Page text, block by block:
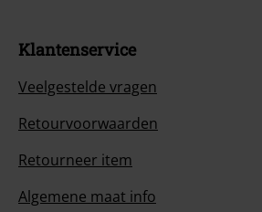
Klantenservice
Veelgestelde vragen
Retourvoorwaarden
Retourneer item
Algemene maat info